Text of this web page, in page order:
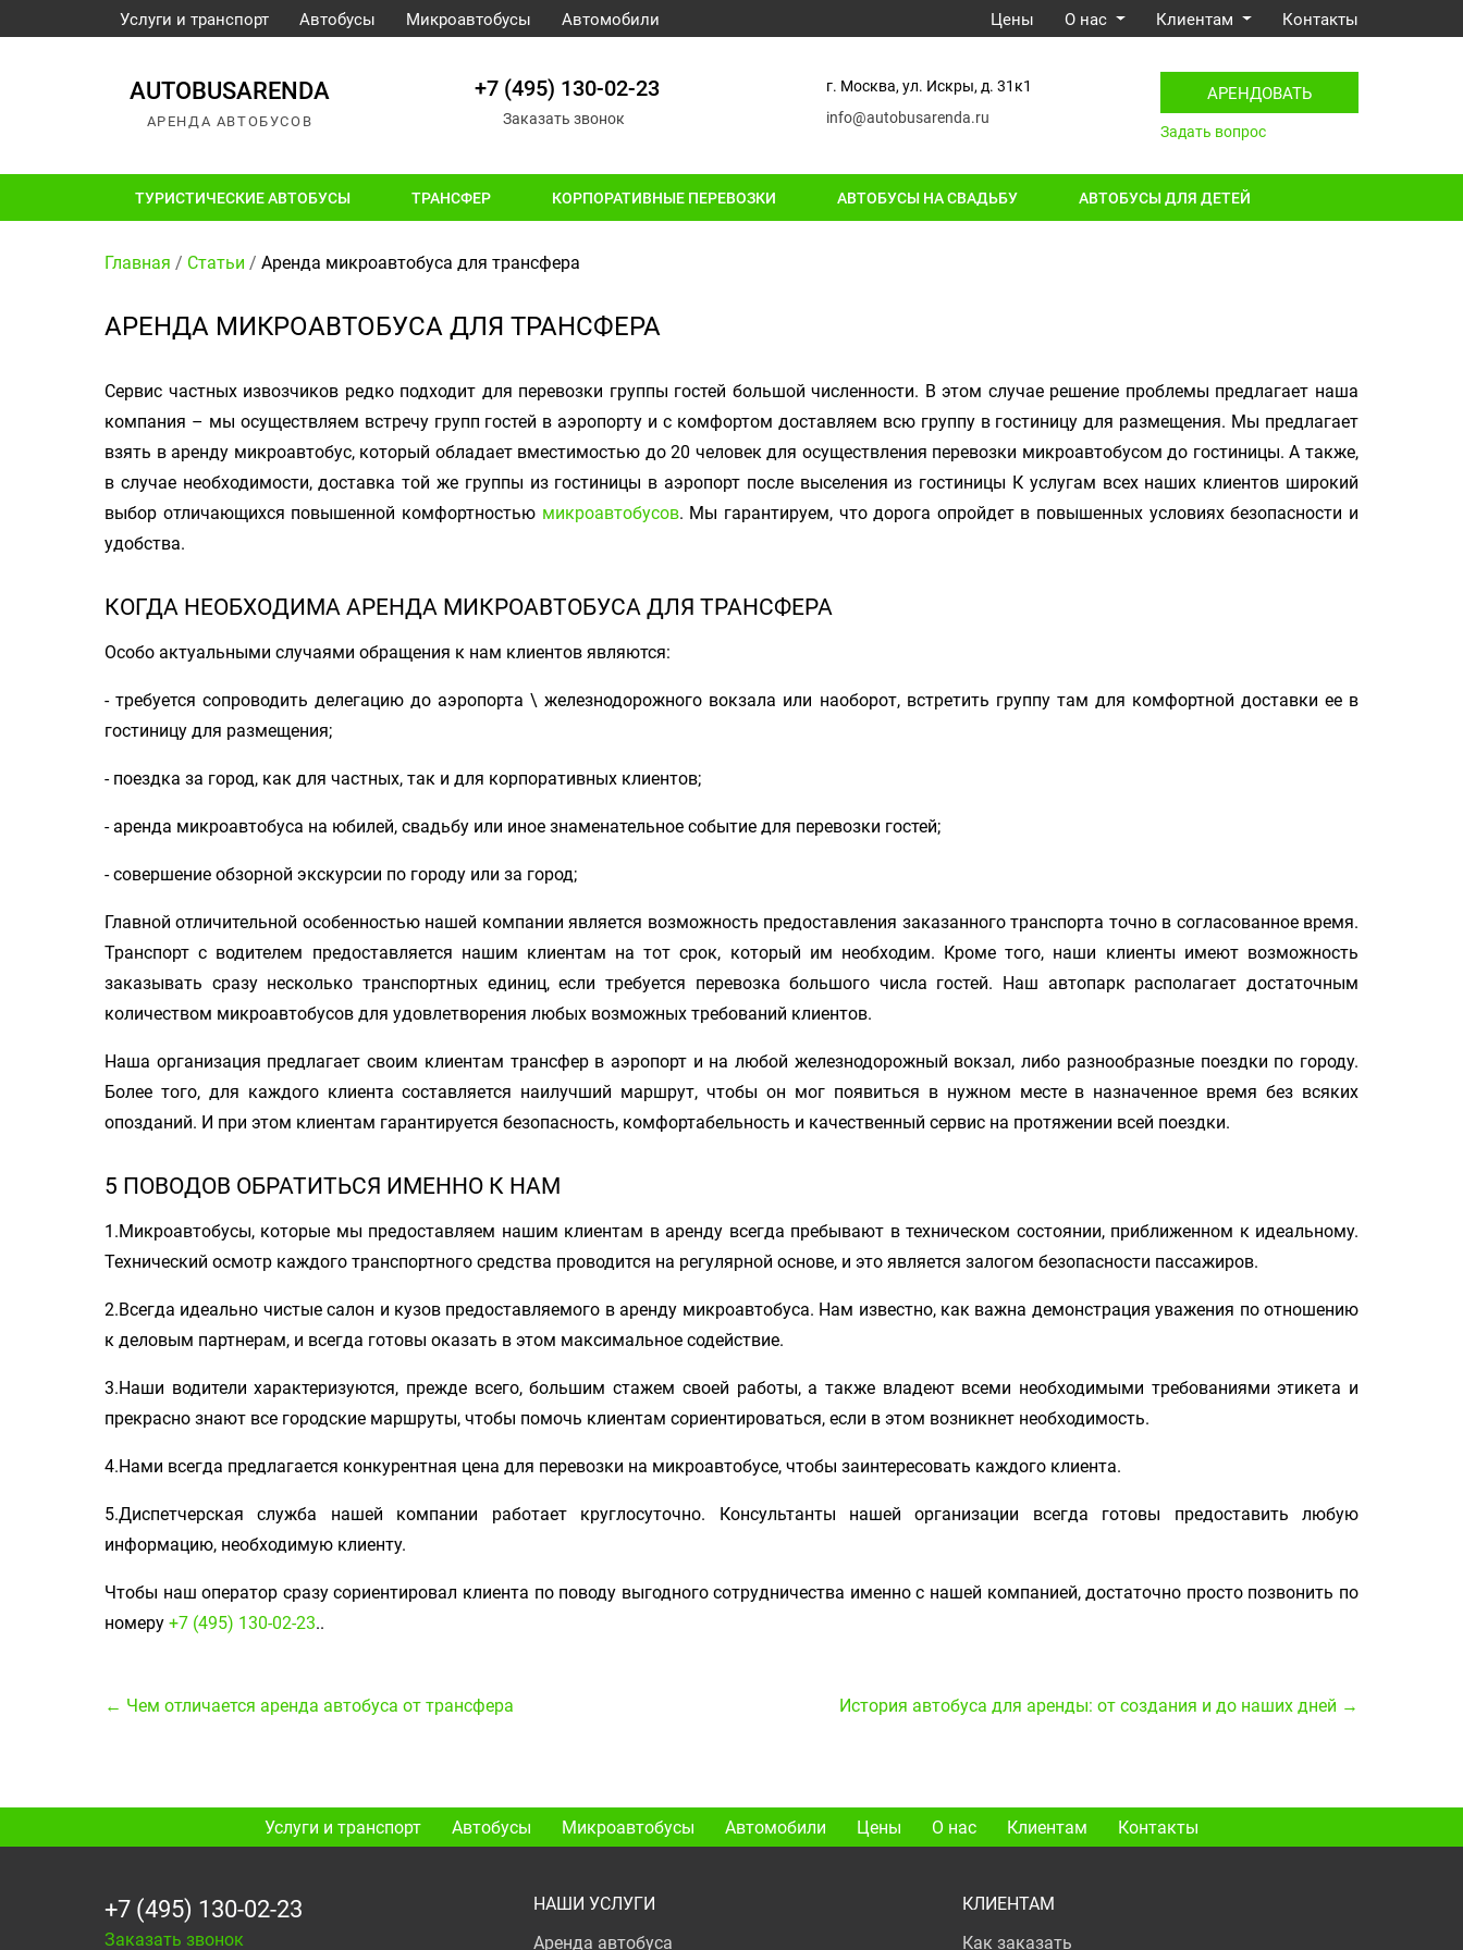
Услуги и транспорт Автобусы Микроавтобусы Автомобили Цены О нас Клиентам Контакты
AUTOBUSARENDA
АРЕНДА АВТОБУСОВ
+7 (495) 130-02-23
Заказать звонок
г. Москва, ул. Искры, д. 31к1
info@autobusarenda.ru
АРЕНДОВАТЬ
Задать вопрос
ТУРИСТИЧЕСКИЕ АВТОБУСЫ ТРАНСФЕР КОРПОРАТИВНЫЕ ПЕРЕВОЗКИ АВТОБУСЫ НА СВАДЬБУ АВТОБУСЫ ДЛЯ ДЕТЕЙ
Главная / Статьи / Аренда микроавтобуса для трансфера
АРЕНДА МИКРОАВТОБУСА ДЛЯ ТРАНСФЕРА
Сервис частных извозчиков редко подходит для перевозки группы гостей большой численности. В этом случае решение проблемы предлагает наша
компания – мы осуществляем встречу групп гостей в аэропорту и с комфортом доставляем всю группу в гостиницу для размещения. Мы предлагает
взять в аренду микроавтобус, который обладает вместимостью до 20 человек для осуществления перевозки микроавтобусом до гостиницы. А также,
в случае необходимости, доставка той же группы из гостиницы в аэропорт после выселения из гостиницы К услугам всех наших клиентов широкий
выбор отличающихся повышенной комфортностью микроавтобусов. Мы гарантируем, что дорога опройдет в повышенных условиях безопасности и
удобства.
КОГДА НЕОБХОДИМА АРЕНДА МИКРОАВТОБУСА ДЛЯ ТРАНСФЕРА
Особо актуальными случаями обращения к нам клиентов являются:
- требуется сопроводить делегацию до аэропорта \ железнодорожного вокзала или наоборот, встретить группу там для комфортной доставки ее в
гостиницу для размещения;
- поездка за город, как для частных, так и для корпоративных клиентов;
- аренда микроавтобуса на юбилей, свадьбу или иное знаменательное событие для перевозки гостей;
- совершение обзорной экскурсии по городу или за город;
Главной отличительной особенностью нашей компании является возможность предоставления заказанного транспорта точно в согласованное время.
Транспорт с водителем предоставляется нашим клиентам на тот срок, который им необходим. Кроме того, наши клиенты имеют возможность
заказывать сразу несколько транспортных единиц, если требуется перевозка большого числа гостей. Наш автопарк располагает достаточным
количеством микроавтобусов для удовлетворения любых возможных требований клиентов.
Наша организация предлагает своим клиентам трансфер в аэропорт и на любой железнодорожный вокзал, либо разнообразные поездки по городу.
Более того, для каждого клиента составляется наилучший маршрут, чтобы он мог появиться в нужном месте в назначенное время без всяких
опозданий. И при этом клиентам гарантируется безопасность, комфортабельность и качественный сервис на протяжении всей поездки.
5 ПОВОДОВ ОБРАТИТЬСЯ ИМЕННО К НАМ
1.Микроавтобусы, которые мы предоставляем нашим клиентам в аренду всегда пребывают в техническом состоянии, приближенном к идеальному.
Технический осмотр каждого транспортного средства проводится на регулярной основе, и это является залогом безопасности пассажиров.
2.Всегда идеально чистые салон и кузов предоставляемого в аренду микроавтобуса. Нам известно, как важна демонстрация уважения по отношению
к деловым партнерам, и всегда готовы оказать в этом максимальное содействие.
3.Наши водители характеризуются, прежде всего, большим стажем своей работы, а также владеют всеми необходимыми требованиями этикета и
прекрасно знают все городские маршруты, чтобы помочь клиентам сориентироваться, если в этом возникнет необходимость.
4.Нами всегда предлагается конкурентная цена для перевозки на микроавтобусе, чтобы заинтересовать каждого клиента.
5.Диспетчерская служба нашей компании работает круглосуточно. Консультанты нашей организации всегда готовы предоставить любую
информацию, необходимую клиенту.
Чтобы наш оператор сразу сориентировал клиента по поводу выгодного сотрудничества именно с нашей компанией, достаточно просто позвонить по
номеру+7 (495) 130-02-23..
← Чем отличается аренда автобуса от трансфера История автобуса для аренды: от создания и до наших дней →
Услуги и транспорт Автобусы Микроавтобусы Автомобили Цены О нас Клиентам Контакты
+7 (495) 130-02-23
Заказать звонок
НАШИ УСЛУГИ
Аренда автобуса
КЛИЕНТАМ
Как заказать